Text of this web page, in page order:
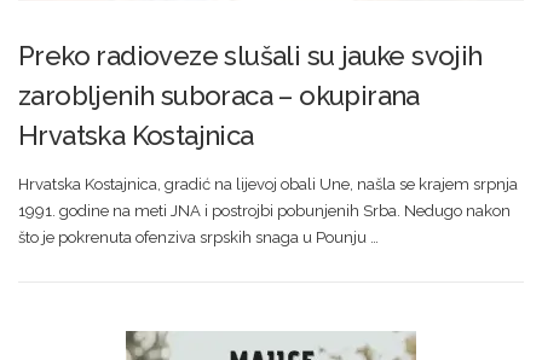
Preko radioveze slušali su jauke svojih
zarobljenih suboraca – okupirana
Hrvatska Kostajnica
Hrvatska Kostajnica, gradić na lijevoj obali Une, našla se krajem srpnja
1991. godine na meti JNA i postrojbi pobunjenih Srba. Nedugo nakon
što je pokrenuta ofenziva srpskih snaga u Pounju …